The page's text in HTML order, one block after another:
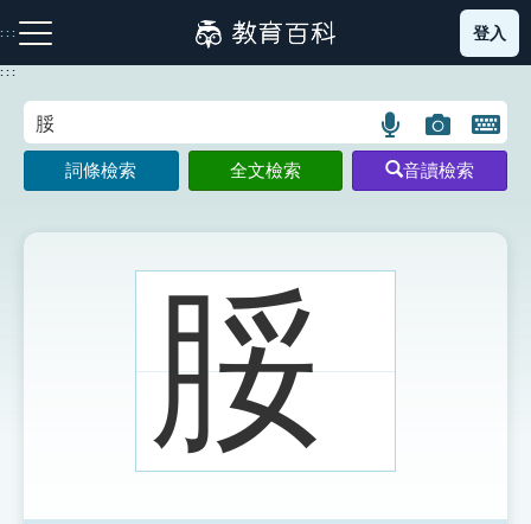
到
主
:::
注音索引圖示 筆畫索引圖示 部首索引表圖示
登入
:::
語
言
搜
示
圖
片
搜
開
鍵
圖
詞條檢索 全文檢索 音讀檢索
脮